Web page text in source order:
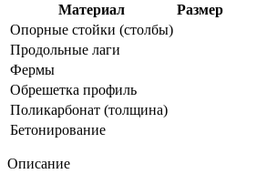
Материал
Размер
Опорные стойки (столбы)
Продольные лаги
Фермы
Обрешетка профиль
Поликарбонат (толщина)
Бетонирование
Описание